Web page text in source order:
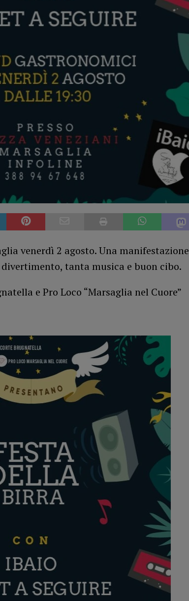
venerdì 2 agosto. Una manifestazione
tanta musica e buon cibo.
e Pro Loco “Marsaglia nel Cuore”